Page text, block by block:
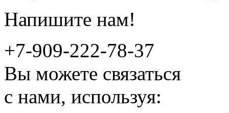
Напишите нам!
+7-909-222-78-37
Вы можете связаться
с нами, используя: